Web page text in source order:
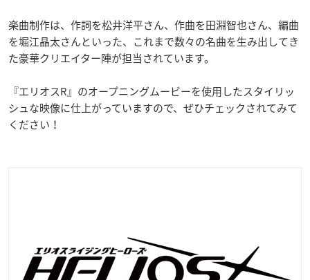
楽曲制作は、作詞を松井洋平さん、作曲を田淵智也さん、編曲
を堀江晶太さんといった、これまで数々の名曲を生み出してき
た豪華クリエイター陣が担当されています。
『エリオスR』のオープニングムービーを使用したスタイリッ
シュな映像に仕上がっていますので、ぜひチェックされてみて
ください！